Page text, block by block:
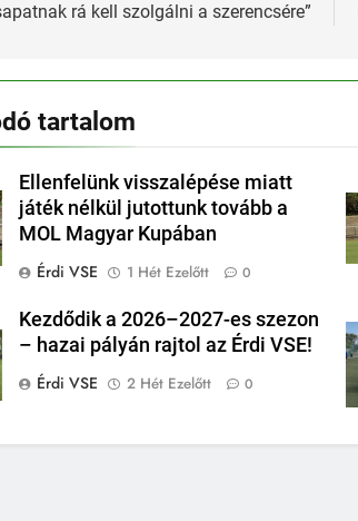
rá kell szolgálni a szerencsére”
tartalom
Ellenfelünk visszalépése miatt
játék nélkül jutottunk tovább a
MOL Magyar Kupában
Érdi VSE
1 Hét Ezelőtt 0
Kezdődik a 2026–2027-es szezon
– hazai pályán rajtol az Érdi VSE!
Érdi VSE
2 Hét Ezelőtt 0